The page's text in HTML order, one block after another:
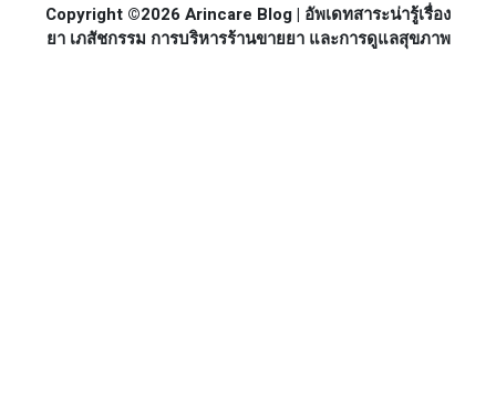
Copyright ©2026 Arincare Blog | อัพเดทสาระน่ารู้เรื่อง
ยา เภสัชกรรม การบริหารร้านขายยา และการดูแลสุขภาพ